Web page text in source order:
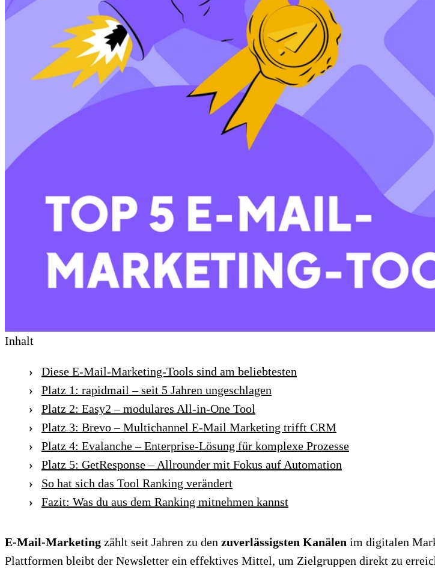
Inhalt
Diese E-Mail-Marketing-Tools sind am beliebtesten
Platz 1: rapidmail – seit 5 Jahren ungeschlagen
Platz 2: Easy2 – modulares All-in-One Tool
Platz 3: Brevo – Multichannel E-Mail Marketing trifft CRM
Platz 4: Evalanche – Enterprise-Lösung für komplexe Prozesse
Platz 5: GetResponse – Allrounder mit Fokus auf Automation
So hat sich das Tool Ranking verändert
Fazit: Was du aus dem Ranking mitnehmen kannst
E-Mail-Marketing zählt seit Jahren zu den zuverlässigsten Kanälen im digitalen
Plattformen bleibt der Newsletter ein effektives Mittel, um Zielgruppen direkt zu